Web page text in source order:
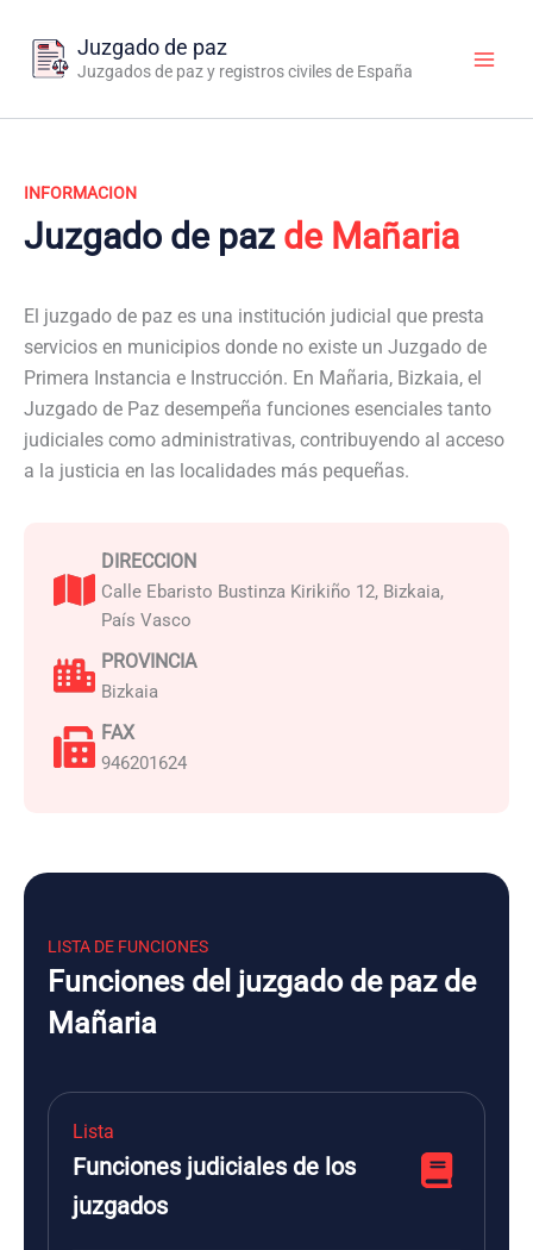
contenido
Juzgado de paz
Juzgados de paz y registros civiles de España
INFORMACION
Juzgado de paz de Mañaria
El juzgado de paz es una institución judicial que presta
servicios en municipios donde no existe un Juzgado de
Primera Instancia e Instrucción. En Mañaria, Bizkaia, el
Juzgado de Paz desempeña funciones esenciales tanto
judiciales como administrativas, contribuyendo al acceso
a la justicia en las localidades más pequeñas.
DIRECCION
Calle Ebaristo Bustinza Kirikiño 12, Bizkaia,
País Vasco
PROVINCIA
Bizkaia
FAX
946201624
LISTA DE FUNCIONES
Funciones del juzgado de paz de
Mañaria
Lista
Funciones judiciales de los
juzgados